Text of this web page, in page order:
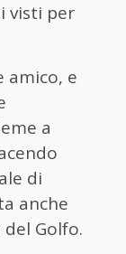
visti per
amico, e
a
di
anche
Golfo.